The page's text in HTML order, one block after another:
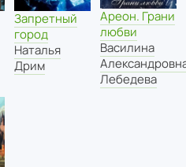
Запретный
город
Наталья
Дрим
Ареон. Грани
любви
Василина
Лебедева